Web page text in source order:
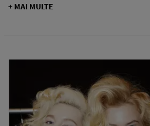
+ MAI MULTE